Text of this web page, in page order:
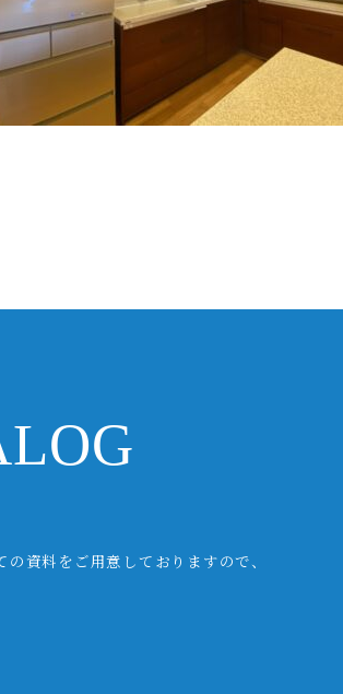
資料をご用意しておりますので、